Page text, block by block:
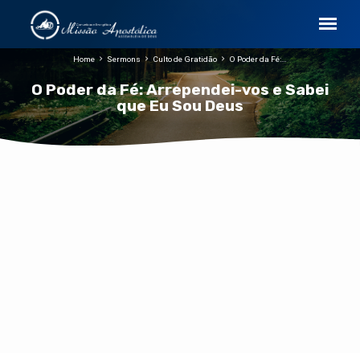
O Poder da Fé: Arrependei-vos e Sabei
que Eu Sou Deus
Home Sermons Culto de Gratidão O Poder da Fé:…